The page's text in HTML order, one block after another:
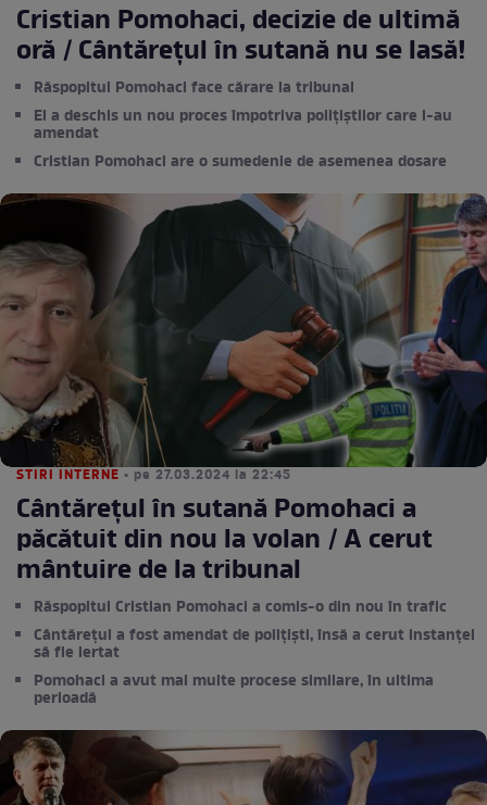
Cristian Pomohaci, decizie de ultimă
oră / Cântărețul în sutană nu se lasă!
Răspopitul Pomohaci face cărare la tribunal
El a deschis un nou proces împotriva polițiștilor care l-au
amendat
Cristian Pomohaci are o sumedenie de asemenea dosare
STIRI INTERNE • pe 27.03.2024 la 22:45
Cântărețul în sutană Pomohaci a
păcătuit din nou la volan / A cerut
mântuire de la tribunal
Răspopitul Cristian Pomohaci a comis-o din nou în trafic
Cântărețul a fost amendat de polițiști, însă a cerut instanței
să fie iertat
Pomohaci a avut mai multe procese similare, în ultima
perioadă